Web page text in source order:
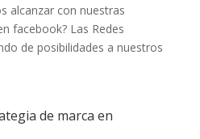
alcanzar con nuestras
facebook? Las Redes
de posibilidades a nuestros
de marca en